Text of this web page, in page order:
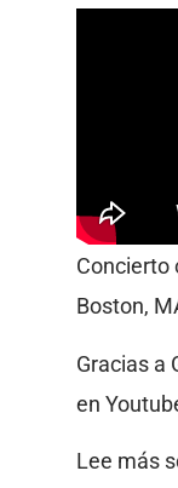
Concierto
Boston,
Gracias a
en
Lee más